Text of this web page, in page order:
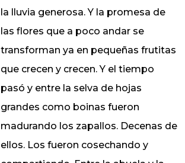
la lluvia generosa. Y la promesa de
las flores que a poco andar se
transforman ya en pequeñas frutitas
que crecen y crecen. Y el tiempo
pasó y entre la selva de hojas
grandes como boinas fueron
madurando los zapallos. Decenas de
ellos. Los fueron cosechando y